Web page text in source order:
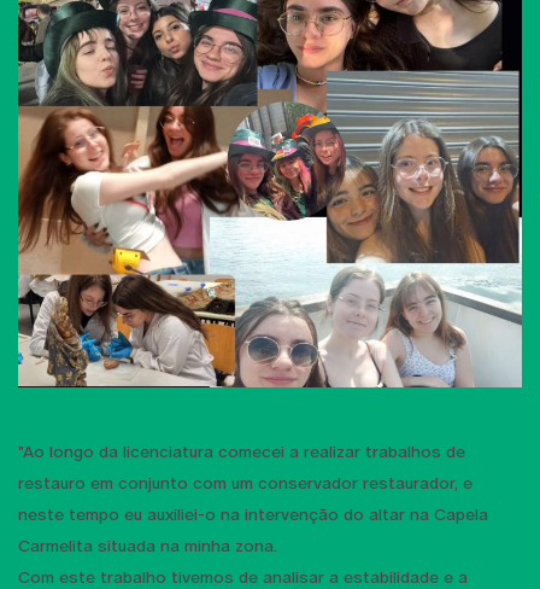
"Ao longo da licenciatura comecei a realizar trabalhos de
restauro em conjunto com um conservador restaurador, e
neste tempo eu auxiliei-o na intervenção do altar na Capela
Carmelita situada na minha zona.
Com este trabalho tivemos de analisar a estabilidade e a